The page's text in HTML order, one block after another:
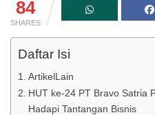
84
SHARES
Daftar Isi
ArtikelLain
HUT ke-24 PT Bravo Satria
Hadapi Tantangan Bisnis